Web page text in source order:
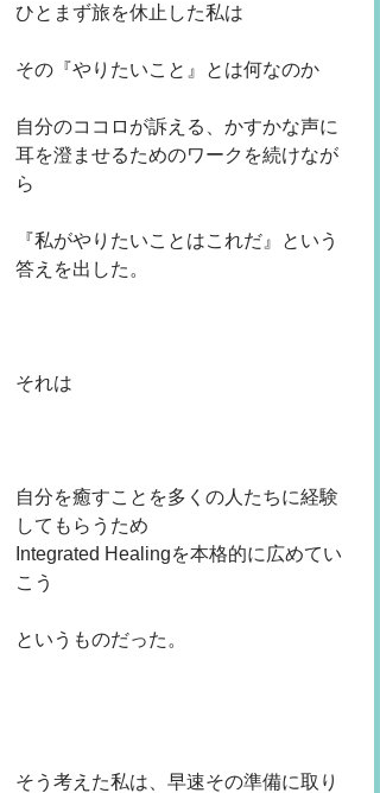
ひとまず旅を休止した私は
その『やりたいこと』とは何なのか
自分のココロが訴える、かすかな声に
耳を澄ませるためのワークを続けなが
ら
『私がやりたいことはこれだ』という
答えを出した。
それは
自分を癒すことを多くの人たちに経験
してもらうため
Integrated Healingを本格的に広めてい
こう
というものだった。
そう考えた私は、早速その準備に取り